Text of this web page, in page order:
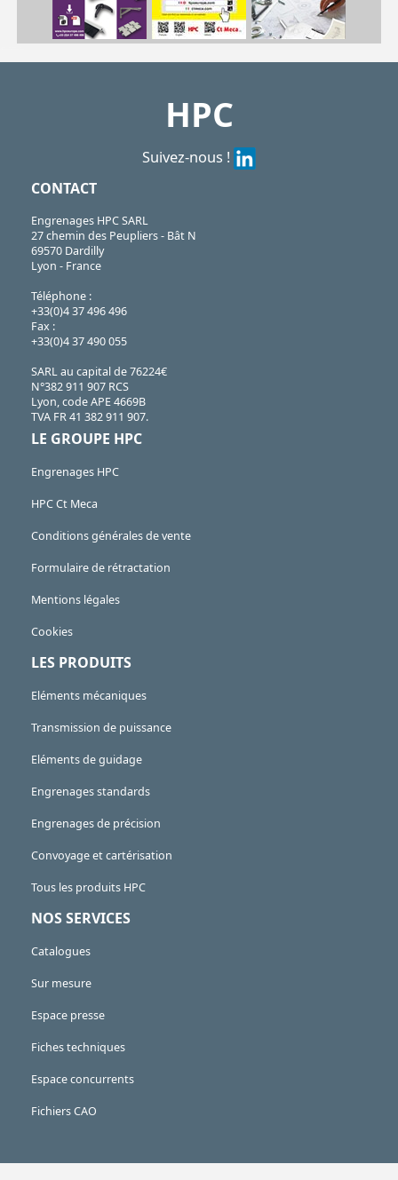
HPC
Suivez-nous !
CONTACT
Engrenages HPC SARL
27 chemin des Peupliers - Bât N
69570 Dardilly
Lyon - France
Téléphone :
+33(0)4 37 496 496
Fax :
+33(0)4 37 490 055
SARL au capital de 76224€
N°382 911 907 RCS
Lyon, code APE 4669B
TVA FR 41 382 911 907.
LE GROUPE HPC
Engrenages HPC
HPC Ct Meca
Conditions générales de vente
Formulaire de rétractation
Mentions légales
Cookies
LES PRODUITS
Eléments mécaniques
Transmission de puissance
Eléments de guidage
Engrenages standards
Engrenages de précision
Convoyage et cartérisation
Tous les produits HPC
NOS SERVICES
Catalogues
Sur mesure
Espace presse
Fiches techniques
Espace concurrents
Fichiers CAO